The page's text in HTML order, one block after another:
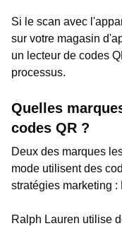
Si le scan avec
sur votre magasin
un lecteur de codes
processus.
Quelles
codes QR ?
Deux des marques
mode utilisent des
stratégies marketing :
Ralph Lauren utilise